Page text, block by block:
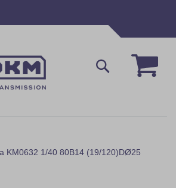
Mój
Szukaj
KM0632 1/40 80B14 (19/120)DØ25